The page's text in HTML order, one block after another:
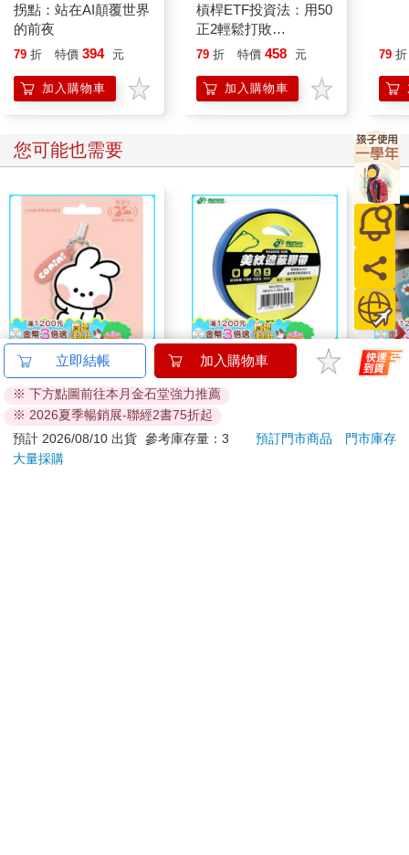
拐點：站在AI顛覆世界
的前夜
79 折 特價 394 元
加入購物車
槓桿ETF投資法：用50
正2輕鬆打敗
0050&0056，提早退休
79 折 特價 458 元
加入購物車
79 折
您可能也需要
minini SuperCard名牌
造型悠遊卡-conini【受
託代銷】
特價 179 元
加入購物車
北極熊美紋遮蔽膠帶
24mm×30y藍
88 折
加入購物車
比
套-
立即結帳 加入購物車
※ 下方點圖前往本月金石堂強力推薦
※ 2026夏季暢銷展-聯經2書75折起
預計 2026/08/10 出貨 參考庫存量：3 預訂門市商品
門市庫存
大量採購